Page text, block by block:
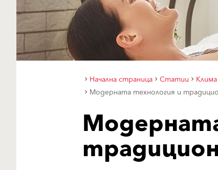
Начална страница Статии
Модерната технология и